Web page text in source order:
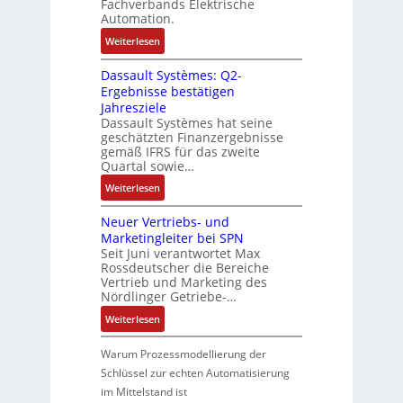
n
d
A
n
l
a
g
e
n
b
u
P
o
s
i
t
i
v
e
M
o
a
b
l
e
S
t
e
u
e
r
u
n
r
r
a
g
u
l
a
t
i
o
n
ü
c
k
g
r
a
t
d
e
r
F
a
b
r
i
k
Fachverbands Elektrische
Automation.
Weiterlesen:
R
o
s
e
S
y
s
t
e
m
t
e
c
h
n
k
e
s
Dassault Systèmes: Q2-
Ergebnisse bestätigen
Jahresziele
Dassault Systèmes hat seine
geschätzten Finanzergebnisse
gemäß IFRS für das zweite
Quartal sowie…
Weiterlesen:
D
a
s
s
a
u
l
t
S
y
s
t
Neuer Vertriebs- und
Marketingleiter bei SPN
Seit Juni verantwortet Max
Rossdeutscher die Bereiche
Vertrieb und Marketing des
Nördlinger Getriebe-…
Weiterlesen:
N
e
u
Warum Prozessmodellierung der
Schlüssel zur echten Automatisierung
im Mittelstand ist